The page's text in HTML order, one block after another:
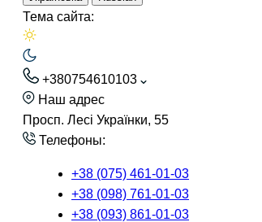
Тема сайта:
+380754610103
Наш адрес
Просп. Лесі Українки, 55
Телефоны:
+38 (075) 461-01-03
+38 (098) 761-01-03
+38 (093) 861-01-03